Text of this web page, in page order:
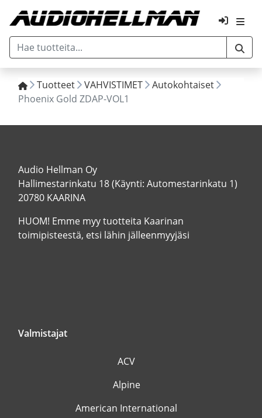
Tuotteet VAHVISTIMET
Autokohtaiset
Phoenix Gold ZDAP-VOL1
Audio Hellman Oy
Hallimestarinkatu 18 (Käynti: Automestarinkatu 1)
20780 KAARINA
HUOM! Emme myy tuotteita Kaarinan
toimipisteestä, etsi lähin jälleenmyyjäsi
Valmistajat
ACV
Alpine
American International